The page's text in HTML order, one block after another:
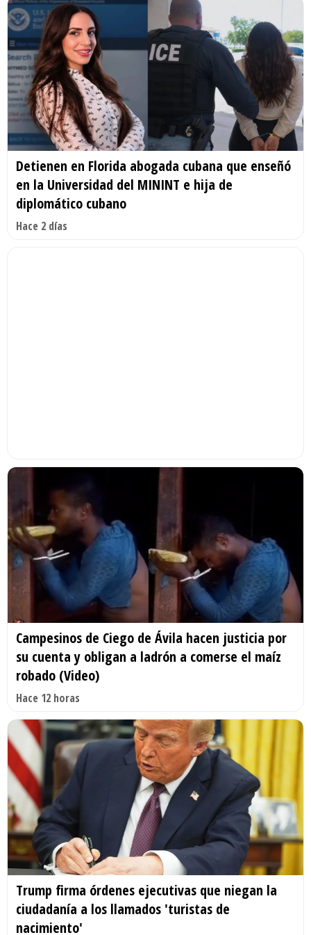
Detienen en Florida abogada cubana que enseñó
en la Universidad del MININT e hija de
diplomático cubano
Hace 2 días
Campesinos de Ciego de Ávila hacen justicia por
su cuenta y obligan a ladrón a comerse el maíz
robado (Video)
Hace 12 horas
Trump firma órdenes ejecutivas que niegan la
ciudadanía a los llamados 'turistas de
nacimiento'